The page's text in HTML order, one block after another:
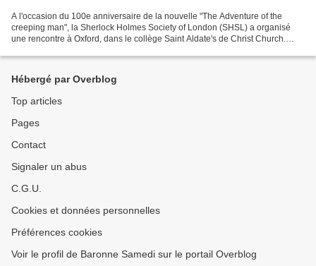
A l'occasion du 100e anniversaire de la nouvelle "The Adventure of the
creeping man", la Sherlock Holmes Society of London (SHSL) a organisé
une rencontre à Oxford, dans le collège Saint Aldate's de Christ Church.
Hébergé par Overblog
Top articles
Pages
Contact
Signaler un abus
C.G.U.
Cookies et données personnelles
Préférences cookies
Voir le profil de Baronne Samedi sur le portail Overblog